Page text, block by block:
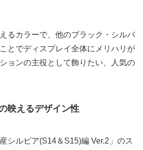
るカラーで、他のブラック・シルバ
とでディスプレイ全体にメリハリが
ョンの主役として飾りたい、人気の
映えるデザイン性
シルビア(S14＆S15)編 Ver.2」のス